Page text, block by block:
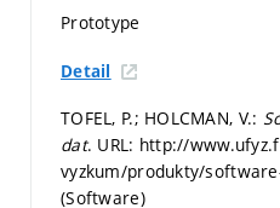
Prototype
Detail
TOFEL, P.; HOLCMAN, V.:
dat. URL: http://
vyzkum/produkty/
(Software)